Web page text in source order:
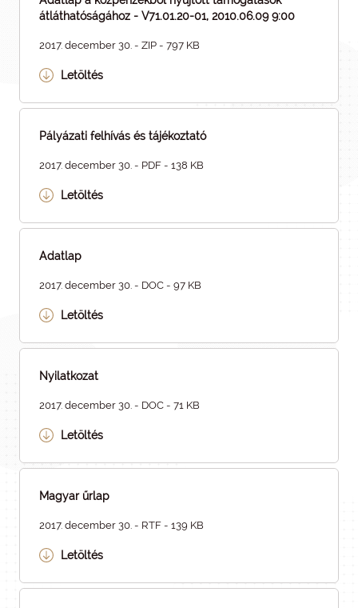
átláthatóságához - V71.01.20-01, 2010.06.09 9:00
2017. december 30. - ZIP - 797 KB
Letöltés
Pályázati felhívás és tájékoztató
2017. december 30. - PDF - 138 KB
Letöltés
Adatlap
2017. december 30. - DOC - 97 KB
Letöltés
Nyilatkozat
2017. december 30. - DOC - 71 KB
Letöltés
Magyar űrlap
2017. december 30. - RTF - 139 KB
Letöltés